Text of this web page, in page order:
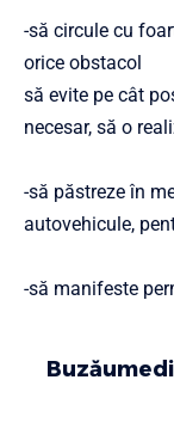
-să circule cu
orice obstacol
să evite pe cât
necesar, să o
-să păstreze în
autovehicule,
-să manifeste